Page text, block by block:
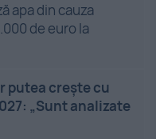
apa din cauza
de euro la
putea crește cu
„Sunt analizate